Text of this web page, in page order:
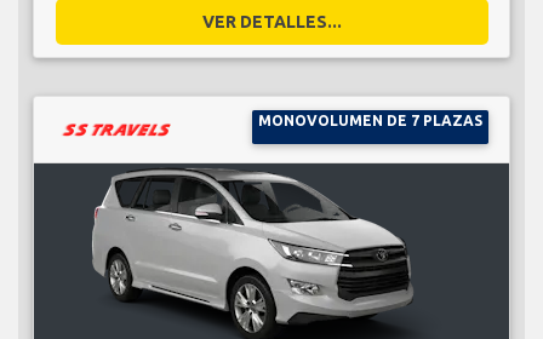
VER DETALLES...
MONOVOLUMEN DE 7 PLAZAS